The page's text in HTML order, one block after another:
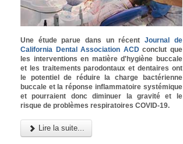
Une étude parue dans un récentJournal de
California Dental Association ACDconclut que
les interventions en matière d'hygiène buccale
et les traitements parodontaux et dentaires ont
le potentiel de réduire la charge bactérienne
buccale et la réponse inflammatoire systémique
et pourraient donc diminuer la gravité et le
risque de problèmes respiratoires COVID-19.
Lire la suite...